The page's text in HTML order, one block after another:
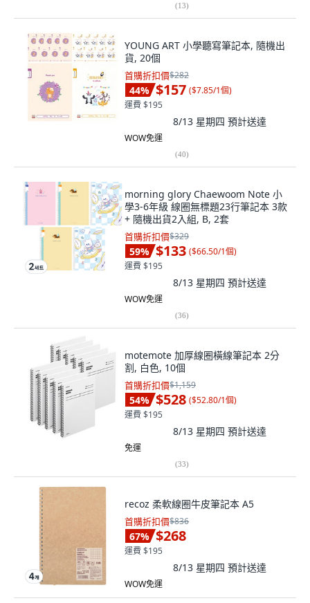
(13)
YOUNG ART 小學聽寫筆記本, 隨機出
貨, 20個
首購折扣價$282
44% $157 ($7.85/1個)
運費 $195
8/13 星期四 預計送達
WOW免運
(40)
morning glory Chaewoom Note 小
學3-6年級 線圈無標題23行筆記本 3款
+ 隨機出貨2入組, B, 2套
首購折扣價$329
59% $133 ($66.50/1個)
運費 $195
8/13 星期四 預計送達
WOW免運
(36)
motemote 加厚線圈橫線筆記本 2分
割, 白色, 10個
首購折扣價$1,159
54% $528 ($52.80/1個)
運費 $195
8/13 星期四 預計送達
免運
(33)
recoz 柔軟線圈牛皮筆記本 A5
首購折扣價$836
67% $268
運費 $195
8/13 星期四 預計送達
WOW免運